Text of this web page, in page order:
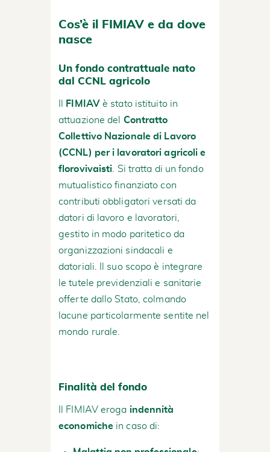
Cos’è il FIMIAV e da dove
nasce
Un fondo contrattuale nato
dal CCNL agricolo
FIMIAV è stato istituito in
attuazione del Contratto
Collettivo Nazionale di Lavoro
(CCNL) per i lavoratori agricoli e
florovivaisti . Si tratta di un fondo
mutualistico finanziato con
contributi obbligatori versati da
datori di lavoro e lavoratori,
gestito in modo paritetico da
organizzazioni sindacali e
datoriali. Il suo scopo è integrare
le tutele previdenziali e sanitarie
offerte dallo Stato, colmando
lacune particolarmente sentite nel
mondo rurale.
Finalità del fondo
Il FIMIAV eroga indennità
economiche in caso di: